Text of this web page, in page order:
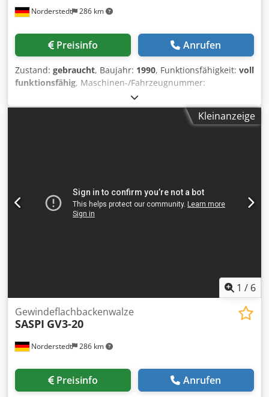
Norderstedt 286 km
Preisinfo Anrufen
Zustand: gebraucht, Baujahr: 1990, Funktionsfähigkeit: voll
funktionsfähig, Maschinen-/Fahrzeugnummer:
, Offertennummer: M14L/8732 Djdewi Szxspfx
Aagskr Maschinenart: Gewindeflachbackenwalze Info: mit
Scheibenzuführung Fabrikat: HILGELAND Typ: FN-6/60
Kleinanzeige
1 / 6
Norderstedt 286 km
Gewindeflachbackenwalze
SASPI GV3-20
Preisinfo Anrufen